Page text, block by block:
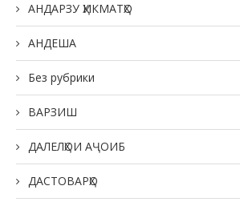
АНДАРЗУ ҲИКМАТҲО
АНДЕША
Без рубрики
ВАРЗИШ
ДАЛЕЛҲОИ АҶОИБ
ДАСТОВАРҲО